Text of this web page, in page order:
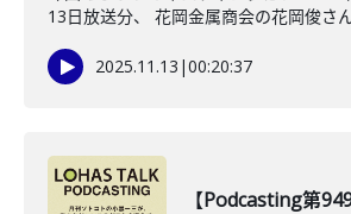
13日放送分、 花岡金属商会の花岡俊さん
2025.11.13 |00:20:37
【Podcasting第